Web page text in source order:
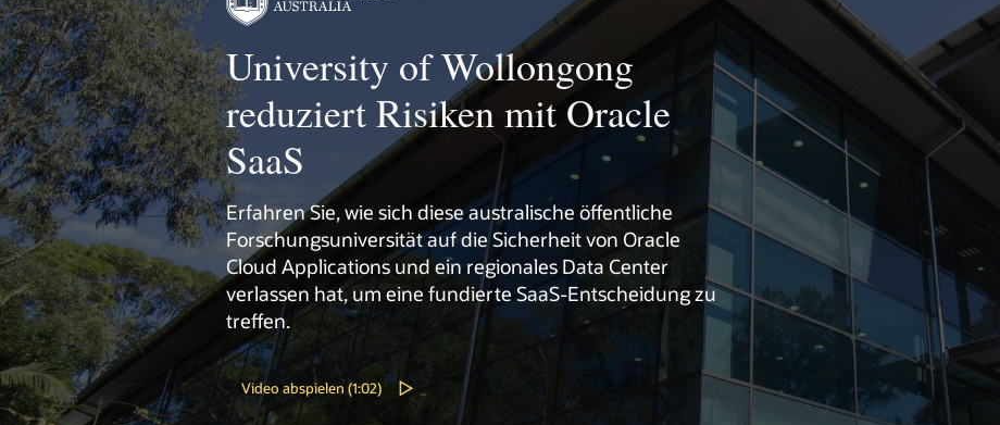
University of Wollongong
reduziert Risiken mit Oracle
SaaS
Erfahren Sie, wie sich diese australische öffentliche
Forschungsuniversität auf die Sicherheit von Oracle
Cloud Applications und ein regionales Data Center
verlassen hat, um eine fundierte SaaS-Entscheidung zu
treffen.
Video abspielen (1:02)